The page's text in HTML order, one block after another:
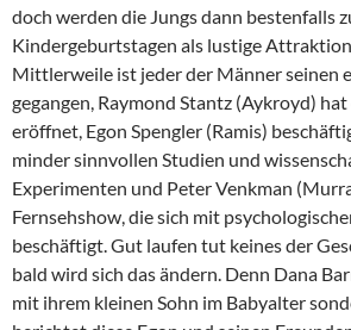
doch werden die Jungs dann bestenfalls
Kindergeburtstagen als lustige Attraktion
Mittlerweile ist jeder der Männer seinen
gegangen, Raymond Stantz (Aykroyd)
eröffnet, Egon Spengler (Ramis)
minder sinnvollen Studien und
Experimenten und Peter Venkman
Fernsehshow, die sich mit
beschäftigt. Gut laufen tut keines der
bald wird sich das ändern. Denn Dana
mit ihrem kleinen Sohn im Babyalter